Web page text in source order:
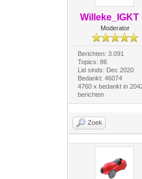
Willeke_IGKT
Moderator
Berichten: 3.091
Topics: 86
Lid sinds: Dec 2020
Bedankt: 46074
4760 x bedankt in
berichten
Zoek